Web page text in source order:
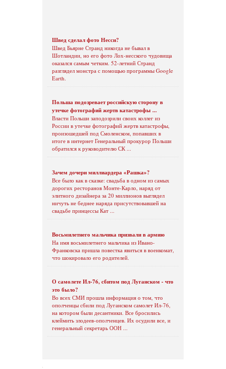
Швед сделал фото Несси?
Швед Бьярне Странд никогда не бывал в
Шотландии, но его фото Лох-несского чудовища
оказался самым четким. 52-летний Странд
разглядел монстра с помощью программы Google
Earth.
Польша подозревает российскую сторону в
утечке фотографий жертв катастрофы ...
Власти Польши заподозрили своих коллег из
России в утечке фотографий жертв катастрофы,
произошедшей под Смоленском, попавших в
итоге в интернет Генеральный прокурор Польши
обратился к руководителю СК ...
Зачем дочери миллиардера «Рашка»?
Все было как в сказке: свадьба в одном из самых
дорогих ресторанов Монте-Карло, наряд от
элитного дизайнера за 20 миллионов выглядел
ничуть не беднее наряда присутствовавшей на
свадьбе принцессы Кат ...
Восьмилетнего мальчика призвали в армию
На имя восьмилетнего мальчика из Ивано-
Франковска пришла повестка явиться в военкомат,
что шокировало его родителей.
О самолете Ил-76, сбитом под Луганском - что
это было?
Во всех СМИ прошла информация о том, что
ополченцы сбили под Луганском самолет Ил-76,
на котором были десантники. Все бросились
клеймить злодеев-ополченцев. Их осудили все, и
генеральный секретарь ООН ...